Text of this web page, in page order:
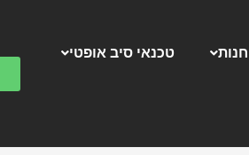
חנות טכנאי סיב אופטי
י